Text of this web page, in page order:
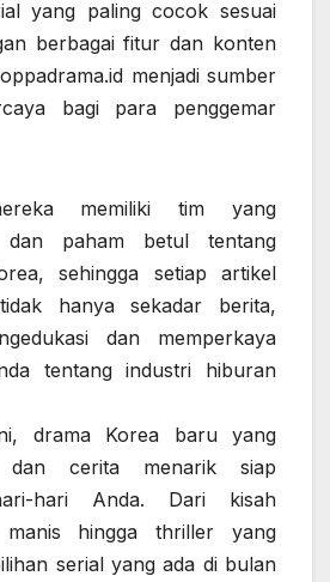
yang paling cocok sesuai
berbagai fitur dan konten
menjadi sumber
bagi para penggemar
memiliki tim yang
dan paham betul tentang
sehingga setiap artikel
hanya sekadar berita,
dan memperkaya
tentang industri hiburan
drama Korea baru yang
cerita menarik siap
hari Anda. Dari kisah
hingga thriller yang
serial yang ada di bulan